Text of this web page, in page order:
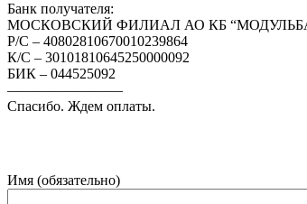
Банк получателя:
МОСКОВСКИЙ ФИЛИАЛ АО КБ
Р/С – 40802810670010239864
К/С – 30101810645250000092
БИК – 044525092
————————
Спасибо. Ждем оплаты.
Имя (обязательно)